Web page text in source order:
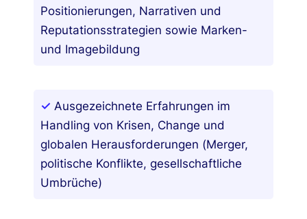
Positionierungen, Narrativen und
Reputationsstrategien sowie Marken-
und Imagebildung
✓ Ausgezeichnete Erfahrungen im
Handling von Krisen, Change und
globalen Herausforderungen (Merger,
politische Konflikte, gesellschaftliche
Umbrüche)